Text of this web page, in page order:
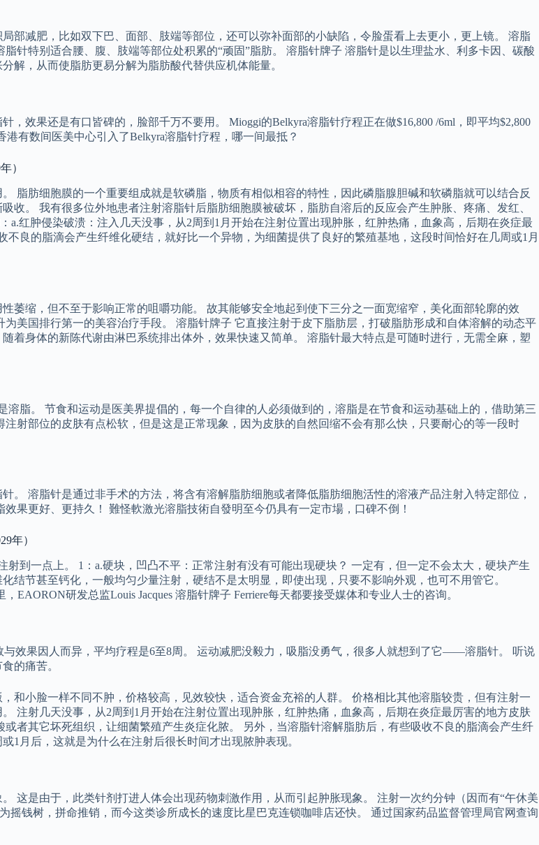
部减肥，比如双下巴、面部、肢端等部位，还可以弥补面部的小缺陷，令脸蛋看上去更小，更上镜。 溶脂
针特别适合腰、腹、肢端等部位处积累的“顽固”脂肪。 溶脂针牌子 溶脂针是以生理盐水、利多卡因、碳酸
解，从而使脂肪更易分解为脂肪酸代替供应机体能量。
效果还是有口皆碑的，脸部千万不要用。 Mioggi的Belkyra溶脂针疗程正在做$16,800 /6ml，即平均$2,800
有数间医美中心引入了Belkyra溶脂针疗程，哪一间最抵？
）
脂肪细胞膜的一个重要组成就是软磷脂，物质有相似相容的特性，因此磷脂腺胆碱和软磷脂就可以结合反
。 我有很多位外地患者注射溶脂针后脂肪细胞膜被破坏，脂肪自溶后的反应会产生肿胀、疼痛、发红、
红肿侵染破溃：注入几天没事，从2周到1月开始在注射位置出现肿胀，红肿热痛，血象高，后期在炎症最
良的脂滴会产生纤维化硬结，就好比一个异物，为细菌提供了良好的繁殖基地，这段时间恰好在几周或1月
萎缩，但不至于影响正常的咀嚼功能。 故其能够安全地起到使下三分之一面宽缩窄，美化面部轮廓的效
美国排行第一的美容治疗手段。 溶脂针牌子 它直接注射于皮下脂肪层，打破脂肪形成和自体溶解的动态平
着身体的新陈代谢由淋巴系统排出体外，效果快速又简单。 溶脂针最大特点是可随时进行，无需全麻，塑
脂。 节食和运动是医美界提倡的，每一个自律的人必须做到的，溶脂是在节食和运动基础上的，借助第三
射部位的皮肤有点松软，但是这是正常现象，因为皮肤的自然回缩不会有那么快，只要耐心的等一段时
。 溶脂针是通过非手术的方法，将含有溶解脂肪细胞或者降低脂肪细胞活性的溶液产品注射入特定部位，
果更好、更持久！ 難怪軟激光溶脂技術自發明至今仍具有一定市場，口碑不倒！
年）
到一点上。 1：a.硬块，凹凸不平：正常注射有没有可能出现硬块？ 一定有，但一定不会太大，硬块产生
节甚至钙化，一般均匀少量注射，硬结不是太明显，即使出现，只要不影响外观，也可不用管它。
研发总监Louis Jacques 溶脂针牌子 Ferriere每天都要接受媒体和专业人士的咨询。
效果因人而异，平均疗程是6至8周。 运动减肥没毅力，吸脂没勇气，很多人就想到了它——溶脂针。 听说
的痛苦。
和小脸一样不同不肿，价格较高，见效较快，适合资金充裕的人群。 价格相比其他溶脂较贵，但有注射一
注射几天没事，从2周到1月开始在注射位置出现肿胀，红肿热痛，血象高，后期在炎症最厉害的地方皮肤
者其它坏死组织，让细菌繁殖产生炎症化脓。 另外，当溶脂针溶解脂肪后，有些吸收不良的脂滴会产生纤
1月后，这就是为什么在注射后很长时间才出现脓肿表现。
这是由于，此类针剂打进人体会出现药物刺激作用，从而引起肿胀现象。 注射一次约分钟（因而有“午休美
钱树，拼命推销，而今这类诊所成长的速度比星巴克连锁咖啡店还快。 通过国家药品监督管理局官网查询